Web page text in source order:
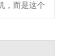
，而是这个